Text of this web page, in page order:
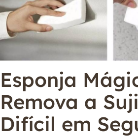
Esponja
Remova a
Difícil em